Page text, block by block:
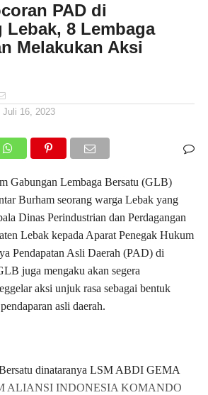
PAD di
Lebak, 8 Lembaga
Melakukan Aksi
Juli 16, 2023
Lembaga Bersatu (GLB)
Burham seorang warga Lebak yang
Dinas Perindustrian dan Perdagangan
Lebak kepada Aparat Penegak Hukum
Pendapatan Asli Daerah (PAD) di
juga mengaku akan segera
aksi unjuk rasa sebagai bentuk
asli daerah.
dinataranya LSM ABDI GEMA
ALIANSI INDONESIA KOMANDO